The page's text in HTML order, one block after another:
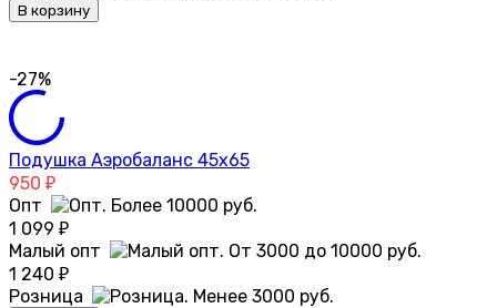
В корзину
-27%
Подушка Аэробаланс 45х65
950 ₽
Опт
1 099 ₽
Малый опт
1 240 ₽
Розница